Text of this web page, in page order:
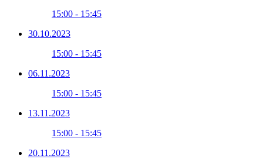
15:00 - 15:45
30.10.2023
15:00 - 15:45
06.11.2023
15:00 - 15:45
13.11.2023
15:00 - 15:45
20.11.2023